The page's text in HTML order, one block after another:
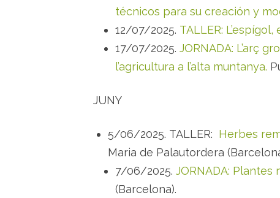
técnicos para su creación y
12/07/2025. TALLER: L’espígol,
17/07/2025. JORNADA: L’arç
l’agricultura a l’alta muntanya.
JUNY
5/06/2025. TALLER: Herbes
Maria de Palautordera
7/06/2025. JORNADA:
(Barcelona).